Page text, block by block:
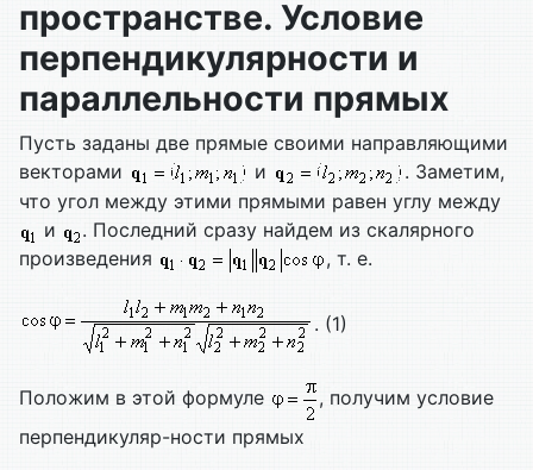
пространстве. Условие
перпендикулярности и
параллельности прямых
Пусть заданы две прямые своими направляющими
векторами
и
. Заметим,
что угол между этими прямыми равен углу между
и
. Последний сразу найдем из скалярного
произведения
, т. е.
. (1)
Положим в этой формуле
, получим условие
перпендикуляр-ности прямых